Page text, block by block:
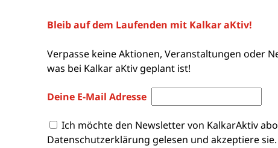
Bleib auf dem Laufenden mit Kalkar aKtiv!
Verpasse keine Aktionen, Veranstaltungen oder
was bei Kalkar aKtiv geplant ist!
Deine E-Mail Adresse
Ich möchte den Newsletter von KalkarAktiv
Datenschutzerklärung gelesen und akzeptiere sie.